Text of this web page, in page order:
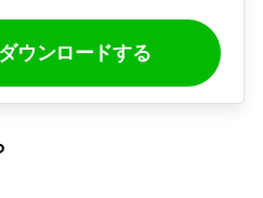
ウンロードする